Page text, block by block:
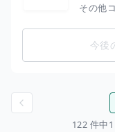
その他
今後
122 件中